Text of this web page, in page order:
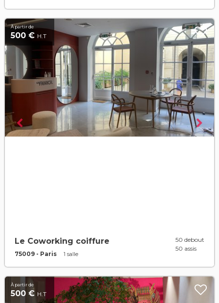
À partir de
500 € H.T
Le Coworking coiffure
75009 - Paris 1 salle
50 debout
50 assis
À partir de
500 € H.T